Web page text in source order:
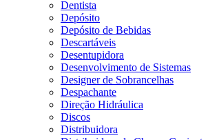
Dentista
Depósito
Depósito de Bebidas
Descartáveis
Desentupidora
Desenvolvimento de Sistemas
Designer de Sobrancelhas
Despachante
Direção Hidráulica
Discos
Distribuidora